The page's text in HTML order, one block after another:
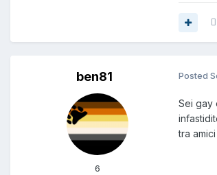
ben81
6
Posted
Sei gay
tra